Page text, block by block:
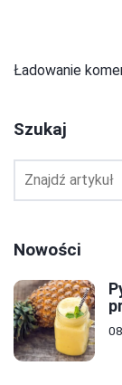
Ładowanie
Szukaj
Nowości